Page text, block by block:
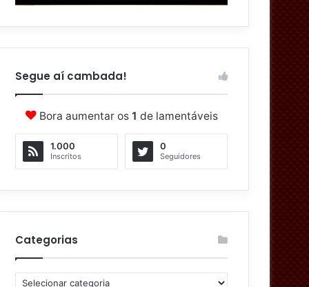
Segue aí cambada!
Bora aumentar os 1 de lamentáveis
1.000
Inscritos
0
Seguidores
Categorias